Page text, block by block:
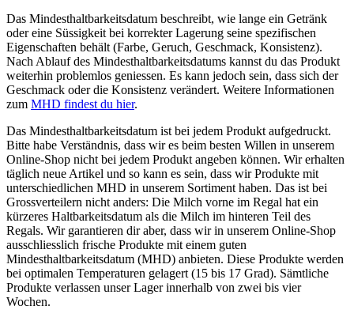
Das Mindesthaltbarkeitsdatum beschreibt, wie lange ein Getränk
oder eine Süssigkeit bei korrekter Lagerung seine spezifischen
Eigenschaften behält (Farbe, Geruch, Geschmack, Konsistenz).
Nach Ablauf des Mindesthaltbarkeitsdatums kannst du das Produkt
weiterhin problemlos geniessen. Es kann jedoch sein, dass sich der
Geschmack oder die Konsistenz verändert. Weitere Informationen
zum MHD findest du hier.
Das Mindesthaltbarkeitsdatum ist bei jedem Produkt aufgedruckt.
Bitte habe Verständnis, dass wir es beim besten Willen in unserem
Online-Shop nicht bei jedem Produkt angeben können. Wir erhalten
täglich neue Artikel und so kann es sein, dass wir Produkte mit
unterschiedlichen MHD in unserem Sortiment haben. Das ist bei
Grossverteilern nicht anders: Die Milch vorne im Regal hat ein
kürzeres Haltbarkeitsdatum als die Milch im hinteren Teil des
Regals. Wir garantieren dir aber, dass wir in unserem Online-Shop
ausschliesslich frische Produkte mit einem guten
Mindesthaltbarkeitsdatum (MHD) anbieten. Diese Produkte werden
bei optimalen Temperaturen gelagert (15 bis 17 Grad). Sämtliche
Produkte verlassen unser Lager innerhalb von zwei bis vier
Wochen.